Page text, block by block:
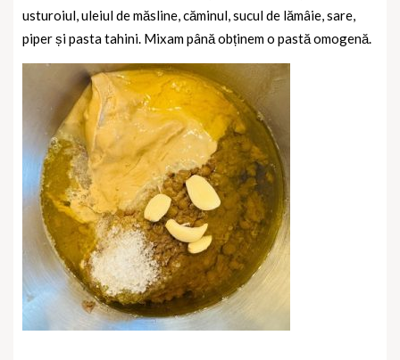
usturoiul, uleiul de măsline, căminul, sucul de lămâie, sare,
piper și pasta tahini. Mixam până obținem o pastă omogenă.